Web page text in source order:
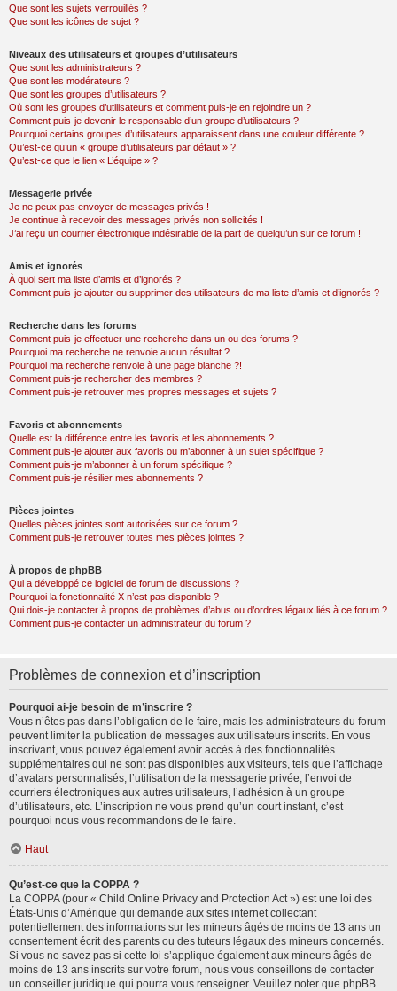
Que sont les sujets verrouillés ?
Que sont les icônes de sujet ?
Niveaux des utilisateurs et groupes d’utilisateurs
Que sont les administrateurs ?
Que sont les modérateurs ?
Que sont les groupes d’utilisateurs ?
Où sont les groupes d’utilisateurs et comment puis-je en rejoindre un ?
Comment puis-je devenir le responsable d’un groupe d’utilisateurs ?
Pourquoi certains groupes d’utilisateurs apparaissent dans une couleur différente ?
Qu’est-ce qu’un « groupe d’utilisateurs par défaut » ?
Qu’est-ce que le lien « L’équipe » ?
Messagerie privée
Je ne peux pas envoyer de messages privés !
Je continue à recevoir des messages privés non sollicités !
J’ai reçu un courrier électronique indésirable de la part de quelqu’un sur ce forum !
Amis et ignorés
À quoi sert ma liste d’amis et d’ignorés ?
Comment puis-je ajouter ou supprimer des utilisateurs de ma liste d’amis et d’ignorés ?
Recherche dans les forums
Comment puis-je effectuer une recherche dans un ou des forums ?
Pourquoi ma recherche ne renvoie aucun résultat ?
Pourquoi ma recherche renvoie à une page blanche ?!
Comment puis-je rechercher des membres ?
Comment puis-je retrouver mes propres messages et sujets ?
Favoris et abonnements
Quelle est la différence entre les favoris et les abonnements ?
Comment puis-je ajouter aux favoris ou m’abonner à un sujet spécifique ?
Comment puis-je m’abonner à un forum spécifique ?
Comment puis-je résilier mes abonnements ?
Pièces jointes
Quelles pièces jointes sont autorisées sur ce forum ?
Comment puis-je retrouver toutes mes pièces jointes ?
À propos de phpBB
Qui a développé ce logiciel de forum de discussions ?
Pourquoi la fonctionnalité X n’est pas disponible ?
Qui dois-je contacter à propos de problèmes d’abus ou d’ordres légaux liés à ce forum ?
Comment puis-je contacter un administrateur du forum ?
Problèmes de connexion et d’inscription
Pourquoi ai-je besoin de m’inscrire ?
Vous n’êtes pas dans l’obligation de le faire, mais les administrateurs du forum
peuvent limiter la publication de messages aux utilisateurs inscrits. En vous
inscrivant, vous pouvez également avoir accès à des fonctionnalités
supplémentaires qui ne sont pas disponibles aux visiteurs, tels que l’affichage
d’avatars personnalisés, l’utilisation de la messagerie privée, l’envoi de
courriers électroniques aux autres utilisateurs, l’adhésion à un groupe
d’utilisateurs, etc. L’inscription ne vous prend qu’un court instant, c’est
pourquoi nous vous recommandons de le faire.
Haut
Qu’est-ce que la COPPA ?
La COPPA (pour « Child Online Privacy and Protection Act ») est une loi des
États-Unis d’Amérique qui demande aux sites internet collectant
potentiellement des informations sur les mineurs âgés de moins de 13 ans un
consentement écrit des parents ou des tuteurs légaux des mineurs concernés.
Si vous ne savez pas si cette loi s’applique également aux mineurs âgés de
moins de 13 ans inscrits sur votre forum, nous vous conseillons de contacter
un conseiller juridique qui pourra vous renseigner. Veuillez noter que phpBB